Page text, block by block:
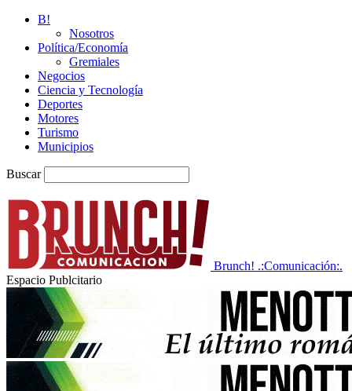
B!
Nosotros
Política/Economía
Gremiales
Negocios
Ciencia y Tecnología
Deportes
Motores
Turismo
Municipios
Buscar
Brunch! .:Comunicación:.
Espacio Publcitario